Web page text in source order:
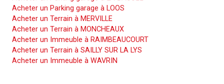
Acheter un Parking garage à LOOS
Acheter un Terrain à MERVILLE
Acheter un Terrain à MONCHEAUX
Acheter un Immeuble à RAIMBEAUCOURT
Acheter un Terrain à SAILLY SUR LA LYS
Acheter un Immeuble à WAVRIN